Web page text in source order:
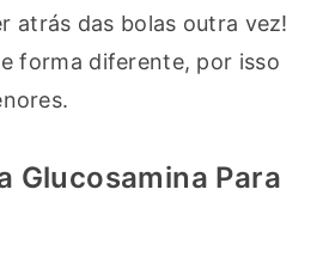
atrás das bolas outra vez!
forma diferente, por isso
Glucosamina Para